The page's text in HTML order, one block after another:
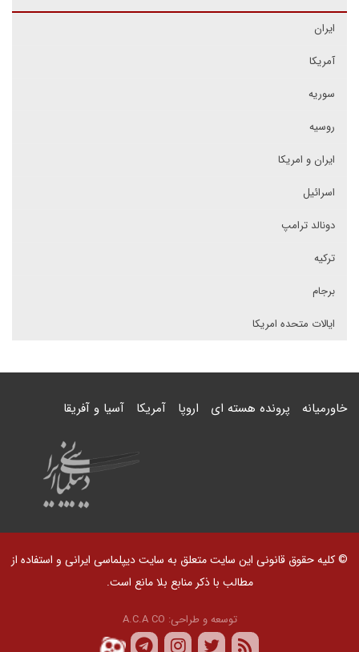
ایران
آمریکا
سوریه
روسیه
ایران و امریکا
اسرائیل
دونالد ترامپ
ترکیه
برجام
ایالات متحده امریکا
خاورمیانه پرونده هسته ای اروپا آمریکا آسیا و آفریقا
© کلیه حقوق قانونی این سایت متعلق به سایت دیپلماسی ایرانی و استفاده از
مطالب با ذکر منابع بلا مانع است.
توسعه و طراحی: A.C.A CO